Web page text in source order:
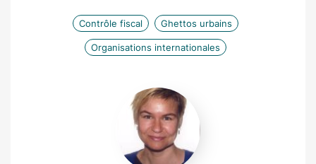
Contrôle fiscal Ghettos urbains
Organisations internationales
Els
De
Paermentier